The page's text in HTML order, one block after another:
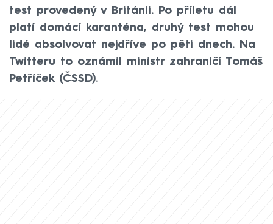
test provedený v Británii. Po příletu dál
platí domácí karanténa, druhý test mohou
lidé absolvovat nejdříve po pěti dnech. Na
Twitteru to oznámil ministr zahraničí Tomáš
Petříček (ČSSD).